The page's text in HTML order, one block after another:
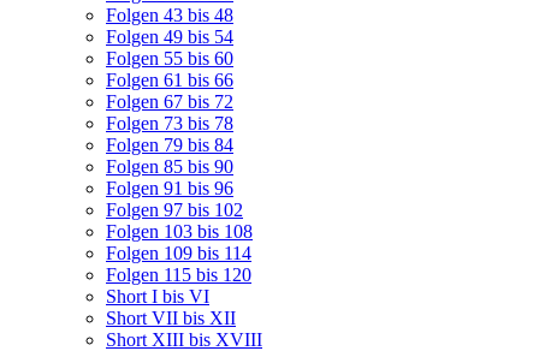
Folgen 43 bis 48
Folgen 49 bis 54
Folgen 55 bis 60
Folgen 61 bis 66
Folgen 67 bis 72
Folgen 73 bis 78
Folgen 79 bis 84
Folgen 85 bis 90
Folgen 91 bis 96
Folgen 97 bis 102
Folgen 103 bis 108
Folgen 109 bis 114
Folgen 115 bis 120
Short I bis VI
Short VII bis XII
Short XIII bis XVIII